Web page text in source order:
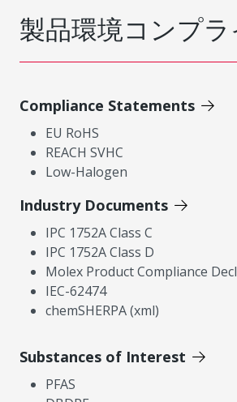
製品環境コンプ
Compliance Statements
EU RoHS
REACH SVHC
Low-Halogen
Industry Documents
IPC 1752A Class C
IPC 1752A Class D
Molex Product Compliance
IEC-62474
chemSHERPA (xml)
Substances of Interest
PFAS